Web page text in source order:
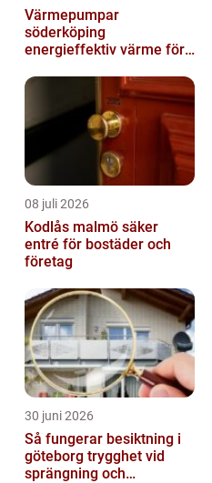
Värmepumpar
söderköping
energieffektiv värme för
08 juli 2026
Kodlås malmö säker
entré för bostäder och
företag
30 juni 2026
Så fungerar besiktning i
göteborg trygghet vid
sprängning och